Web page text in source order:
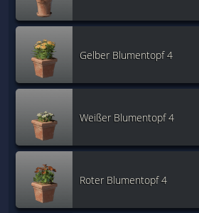
Gelber Blumentopf 4
Weißer Blumentopf 4
Roter Blumentopf 4